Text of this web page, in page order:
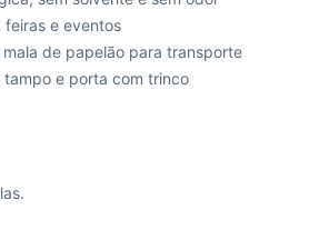
feiras e eventos
de papelão para transporte
e porta com trinco